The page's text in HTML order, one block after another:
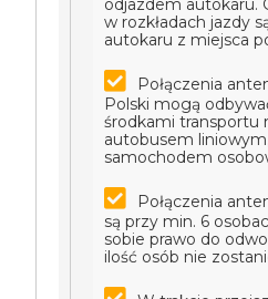
odjazdem autokaru.
w rozkładach jazdy
autokaru z miejsca
Połączenia
Polski mogą
środkami transportu
autobusem
samochodem
Połączenia
są przy min. 6
sobie prawo do
ilość osób nie